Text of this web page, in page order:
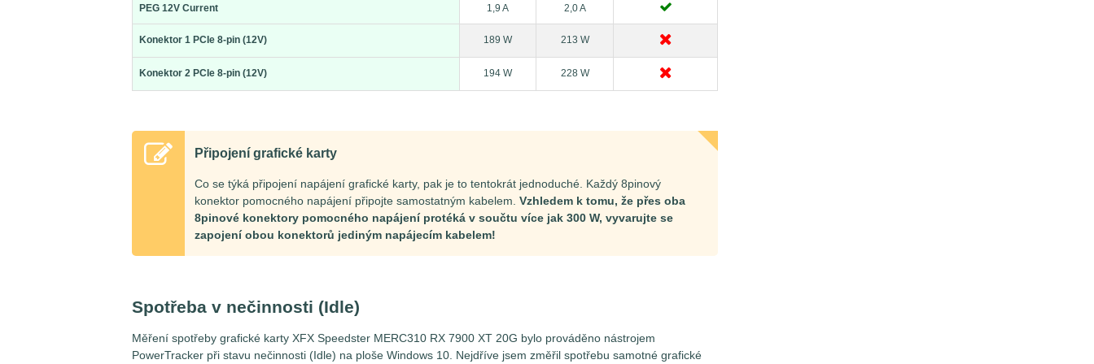
PEG 12V Current 1,9 A 2,0 A
Konektor 1 PCIe 8-pin (12V) 189 W 213 W
Konektor 2 PCIe 8-pin (12V) 194 W 228 W
Připojení grafické karty
Co se týká připojení napájení grafické karty, pak je to tentokrát jednoduché. Každý 8pinový
konektor pomocného napájení připojte samostatným kabelem. Vzhledem k tomu, že přes oba
8pinové konektory pomocného napájení protéká v součtu více jak 300 W, vyvarujte se
zapojení obou konektorů jediným napájecím kabelem!
Spotřeba v nečinnosti (Idle)
Měření spotřeby grafické karty XFX Speedster MERC310 RX 7900 XT 20G bylo prováděno nástrojem
PowerTracker při stavu nečinnosti (Idle) na ploše Windows 10. Nejdříve jsem změřil spotřebu samotné grafické